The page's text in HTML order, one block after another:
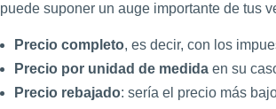
puede suponer un auge importante de tus
Precio completo, es decir, con los
Precio por unidad de medida en su
Precio rebajado: sería el precio más